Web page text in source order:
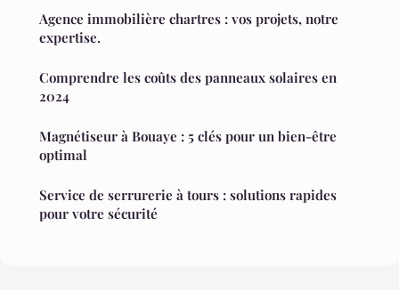
Agence immobilière chartres : vos projets, notre
expertise.
Comprendre les coûts des panneaux solaires en
2024
Magnétiseur à Bouaye : 5 clés pour un bien-être
optimal
Service de serrurerie à tours : solutions rapides
pour votre sécurité